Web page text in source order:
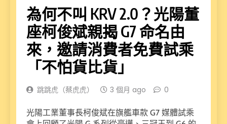
為何不叫 KRV 2.0？光陽董
座柯俊斌親揭 G7 命名由
來，邀請消費者免費試乘
「不怕貨比貨」
跳跳虎（蔡虎虎） 3 個月 ago 0
光陽工業董事長柯俊斌在旗艦車款 G7 媒體試乘